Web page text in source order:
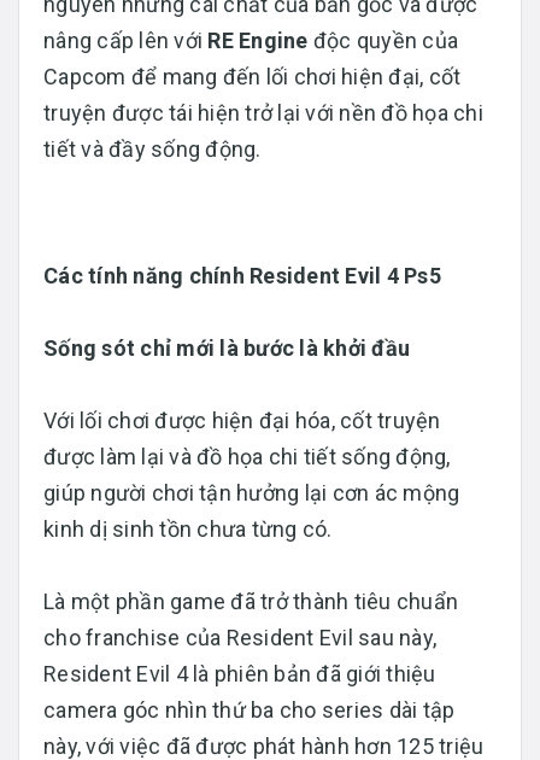
nâng cấp lên với RE Engine độc quyền của
Capcom để mang đến lối chơi hiện đại, cốt
truyện được tái hiện trở lại với nền đồ họa chi
tiết và đầy sống động.
Các tính năng chính Resident Evil 4 Ps5
Sống sót chỉ mới là bước là khởi đầu
Với lối chơi được hiện đại hóa, cốt truyện
được làm lại và đồ họa chi tiết sống động,
giúp người chơi tận hưởng lại cơn ác mộng
kinh dị sinh tồn chưa từng có.
Là một phần game đã trở thành tiêu chuẩn
cho franchise của Resident Evil sau này,
Resident Evil 4 là phiên bản đã giới thiệu
camera góc nhìn thứ ba cho series dài tập
này, với việc đã được phát hành hơn 125 triệu